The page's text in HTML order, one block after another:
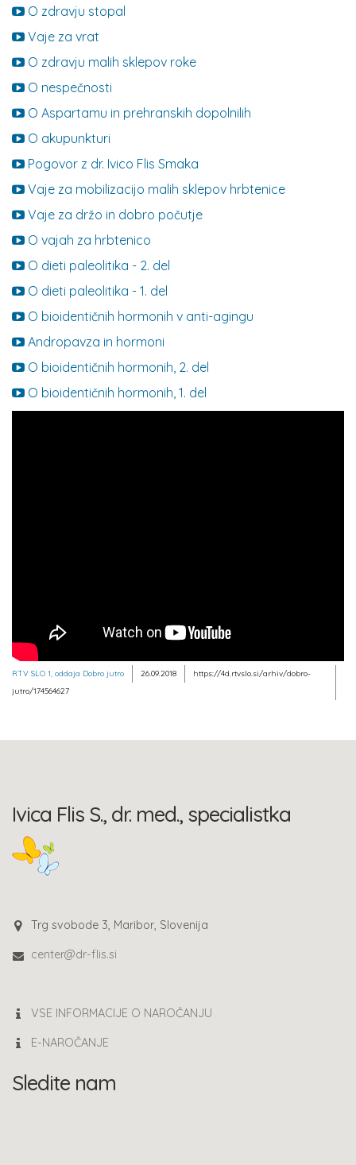
O zdravju stopal
Vaje za vrat
O zdravju malih sklepov roke
O nespečnosti
O Aspartamu in prehranskih dopolnilih
O akupunkturi
Pogovor z dr. Ivico Flis Smaka
Vaje za mobilizacijo malih sklepov hrbtenice
Vaje za držo in dobro počutje
O vajah za hrbtenico
O dieti paleolitika - 2. del
O dieti paleolitika - 1. del
O bioidentičnih hormonih v anti-agingu
Andropavza in hormoni
O bioidentičnih hormonih, 2. del
O bioidentičnih hormonih, 1. del
RTV SLO 1, oddaja Dobro jutro 26.09.2018
https://4d.rtvslo.si/arhiv/dobro-
jutro/174564627
Ivica Flis S., dr. med., specialistka
Trg svobode 3, Maribor, Slovenija
center@dr-flis.si
VSE INFORMACIJE O NAROČANJU
E-NAROČANJE
Sledite nam